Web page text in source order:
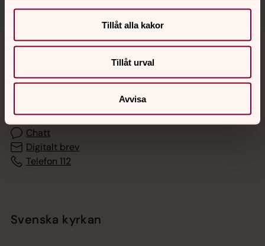
Tillåt alla kakor
Tillåt urval
Avvisa
Jourhavande präst
Akut samtals- och krisstöd. Prata eller chatta anonymt
med en präst på kvällar och nätter.
Chatt
Digitalt brev
Telefon 112
Svenska kyrkan